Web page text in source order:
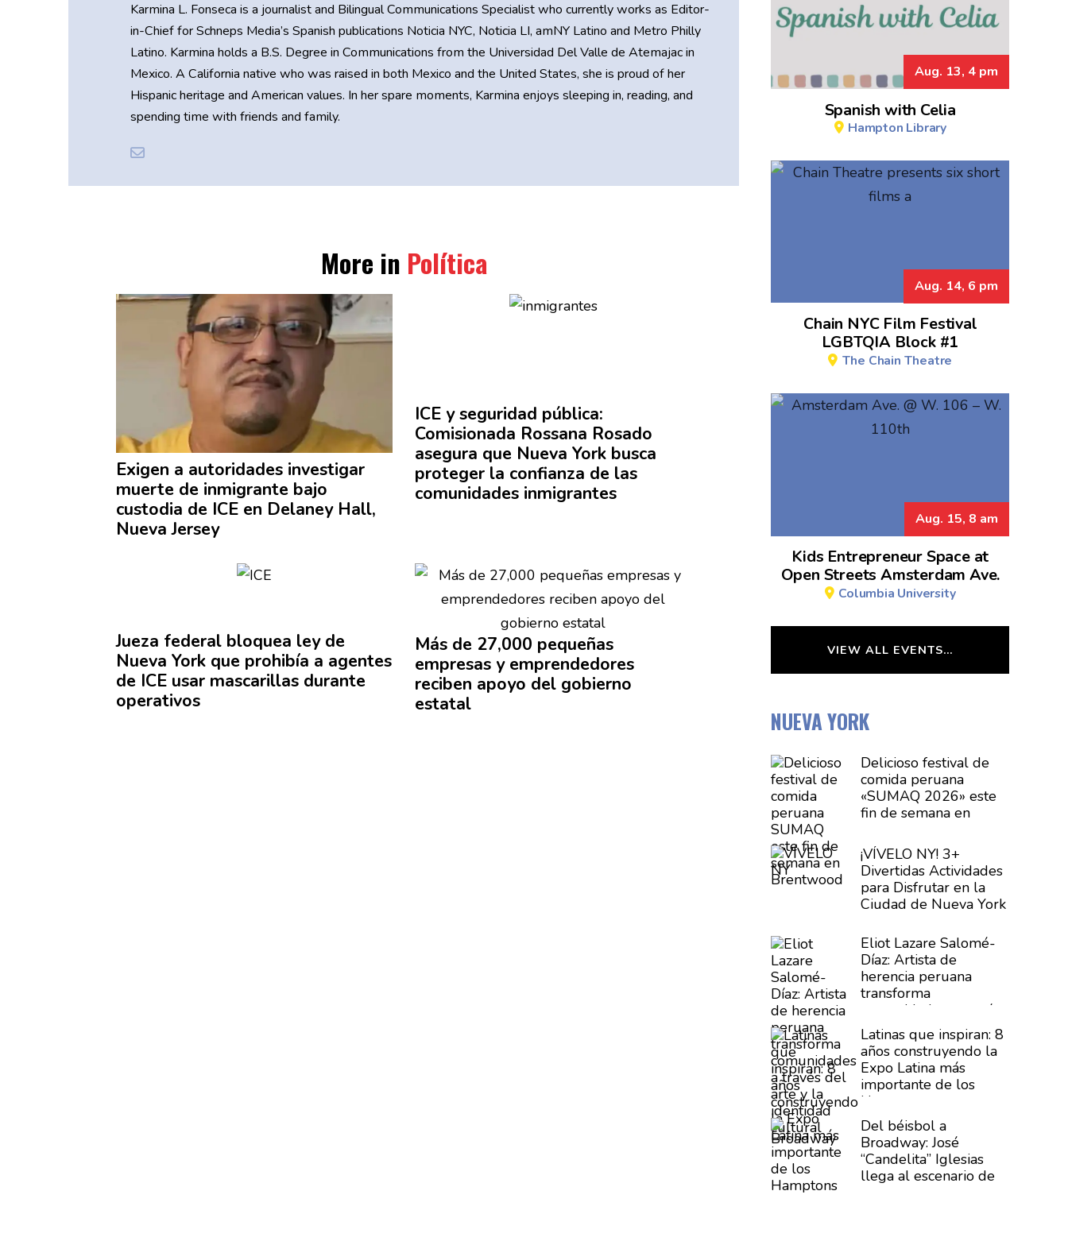
Karmina L. Fonseca is a journalist and Bilingual Communications Specialist who currently works as Editor-
in-Chief for Schneps Media’s Spanish publications Noticia NYC, Noticia LI, amNY Latino and Metro Philly
Latino. Karmina holds a B.S. Degree in Communications from the Universidad Del Valle de Atemajac in
Mexico. A California native who was raised in both Mexico and the United States, she is proud of her
Hispanic heritage and American values. In her spare moments, Karmina enjoys sleeping in, reading, and
spending time with friends and family.
More in Política
Exigen a autoridades investigar
muerte de inmigrante bajo
custodia de ICE en Delaney Hall,
Nueva Jersey
ICE y seguridad pública:
Comisionada Rossana Rosado
asegura que Nueva York busca
proteger la confianza de las
comunidades inmigrantes
Jueza federal bloquea ley de
Nueva York que prohibía a agentes
de ICE usar mascarillas durante
operativos
Más de 27,000 pequeñas
empresas y emprendedores
reciben apoyo del gobierno
estatal
Aug. 13, 4 pm
Spanish with Celia
Hampton Library
Aug. 14, 6 pm
Chain NYC Film Festival
LGBTQIA Block #1
The Chain Theatre
Aug. 15, 8 am
Kids Entrepreneur Space at
Open Streets Amsterdam Ave.
Columbia University
VIEW ALL EVENTS…
NUEVA YORK
Delicioso festival de
comida peruana
«SUMAQ 2026» este
fin de semana en
¡VÍVELO NY! 3+
Divertidas Actividades
para Disfrutar en la
Ciudad de Nueva York
Eliot Lazare Salomé-
Díaz: Artista de
herencia peruana
transforma
comunidades
a través
del arte y la identidad
cultural
Latinas que inspiran: 8
años construyendola
Expo Latina más
importante de los
Hamptons
Del béisbol a
Broadway: José
“Candelita”Iglesias
llega al escenario de